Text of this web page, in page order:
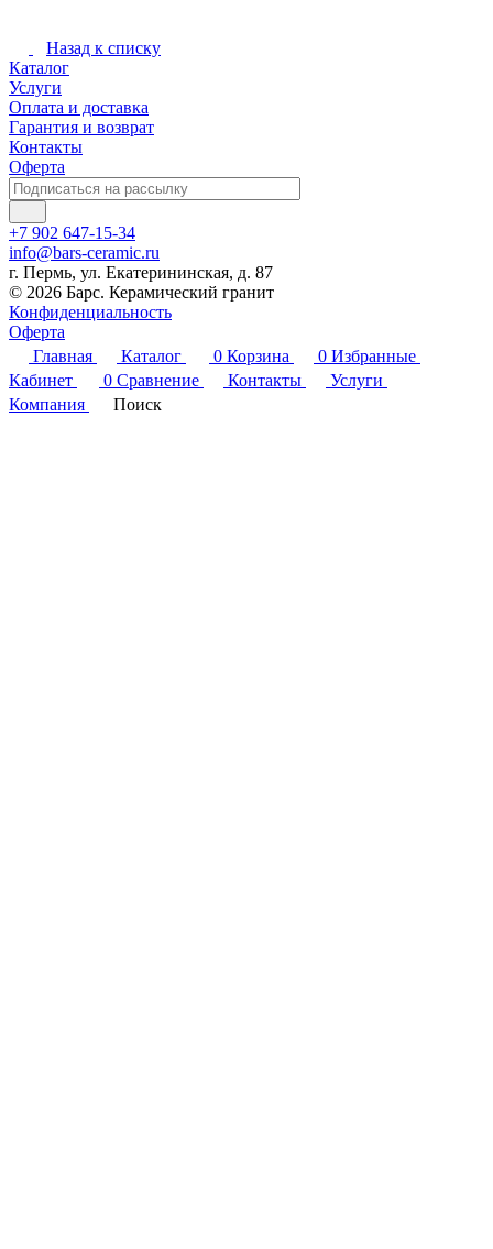
Назад к списку
Каталог
Услуги
Оплата и доставка
Гарантия и возврат
Контакты
Оферта
+7 902 647-15-34
info@bars-ceramic.ru
г. Пермь, ул. Екатерининская, д. 87
© 2026 Барс. Керамический гранит
Конфиденциальность
Оферта
Главная
Каталог 0 Корзина 0 Избранные
Кабинет
0 Сравнение Контакты
Услуги
Компания
Поиск